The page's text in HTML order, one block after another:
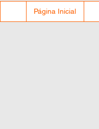
Página Inicial